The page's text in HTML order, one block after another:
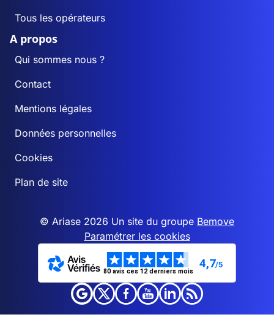
Tous les opérateurs
A propos
Qui sommes nous ?
Contact
Mentions légales
Données personnelles
Cookies
Plan de site
© Ariase 2026 Un site du groupe Bemove
Paramétrer les cookies
80 avis ces 12 derniers mois
4,7/5